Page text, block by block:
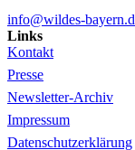
info@wildes-
Links
Kontakt
Presse
Newsletter-Archiv
Impressum
Datenschutzerklärung